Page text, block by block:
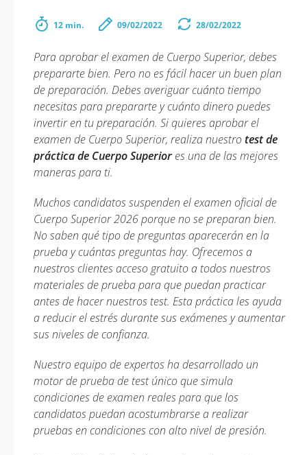
12 min. 09/02/2022 28/02/2022
Para aprobar el examen de Cuerpo Superior, debes
prepararte bien. Pero no es fácil hacer un buen plan
de preparación. Debes averiguar cuánto tiempo
necesitas para prepararte y cuánto dinero puedes
invertir en tu preparación. Si quieres aprobar el
examen de Cuerpo Superior, realiza nuestro test de
práctica de Cuerpo Superior es una de las mejores
maneras para ti.
Muchos candidatos suspenden el examen oficial de
Cuerpo Superior 2026 porque no se preparan bien.
No saben qué tipo de preguntas aparecerán en la
prueba y cuántas preguntas hay. Ofrecemos a
nuestros clientes acceso gratuito a todos nuestros
materiales de prueba para que puedan practicar
antes de hacer nuestros test. Esta práctica les ayuda
a reducir el estrés durante sus exámenes y aumentar
sus niveles de confianza.
Nuestro equipo de expertos ha desarrollado un
motor de prueba de test único que simula
condiciones de examen reales para que los
candidatos puedan acostumbrarse a realizar
pruebas en condiciones con alto nivel de presión.